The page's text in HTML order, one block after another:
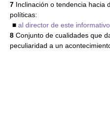
7 Inclinación o tendencia hacia
políticas:
■ al director de este
8 Conjunto de cualidades que
peculiaridad a un